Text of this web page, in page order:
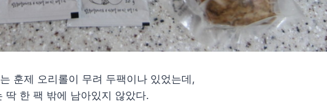
훈제 오리롤이 무려 두팩이나 있었는데,
딱 한 팩 밖에 남아있지 않았다.